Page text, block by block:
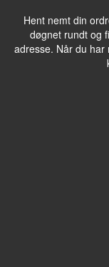
Hent nemt din
døgnet rundt og
adresse. Når du har